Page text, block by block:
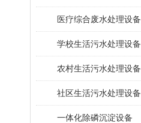
医疗综合废水处理设备
学校生活污水处理设备
农村生活污水处理设备
社区生活污水处理设备
一体化除磷沉淀设备